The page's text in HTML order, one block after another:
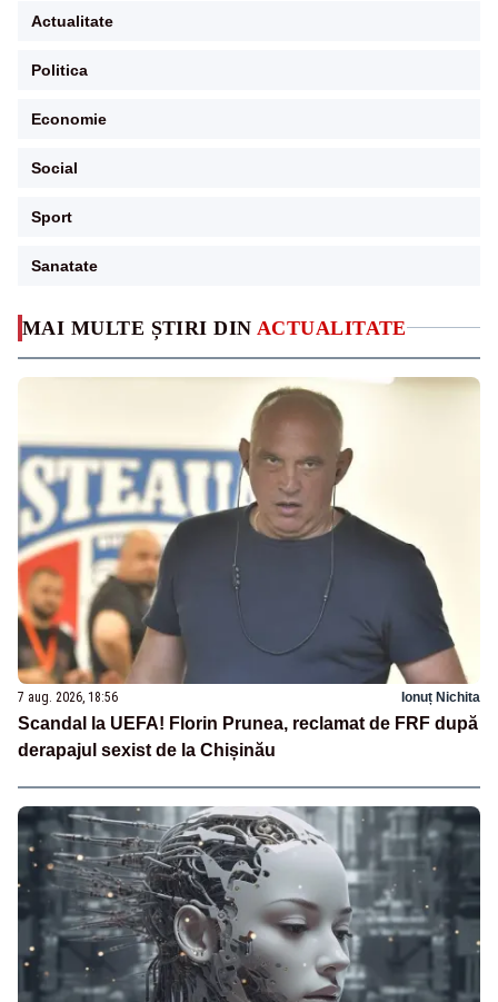
MAI MULTE ȘTIRI DIN ACTUALITATE
7 aug. 2026, 18:56 Ionuț Nichita
Scandal la UEFA! Florin Prunea, reclamat de FRF după
derapajul sexist de la Chișinău
Actualitate
Politica
Economie
Social
Sport
Sanatate